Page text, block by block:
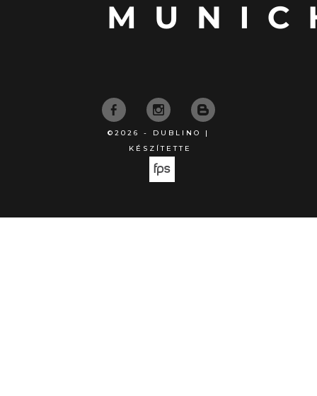
©2026 - DUBLINO |
KÉSZÍTETTE